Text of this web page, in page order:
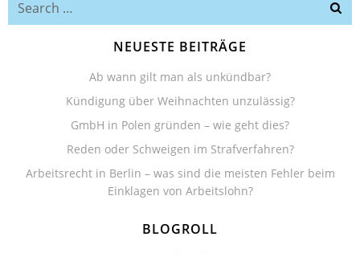
NEUESTE BEITRÄGE
Ab wann gilt man als unkündbar?
Kündigung über Weihnachten unzulässig?
GmbH in Polen gründen – wie geht dies?
Reden oder Schweigen im Strafverfahren?
Arbeitsrecht in Berlin – was sind die meisten Fehler beim
Einklagen von Arbeitslohn?
BLOGROLL